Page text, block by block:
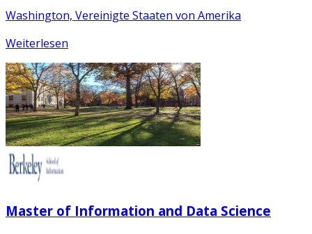
Washington, Vereinigte Staaten von Amerika
Weiterlesen
Master of Information and Data Science